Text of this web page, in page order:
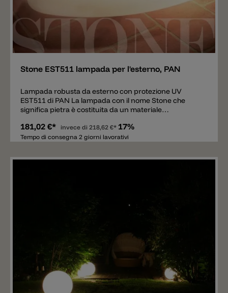
Aggiungere
Stone EST511 lampada per l'esterno, PAN
Lampada robusta da esterno con protezione UV
EST511 di PAN La lampada con il nome Stone che
significa pietra è costituita da un materiale
pietra ha una classe di protezione IP65 e può quindi
essere utilizzata in modo ottimale all'aperto. La
utilizzata come segnapasso flessibile e innovativo,
181,02 €* invece di 218,62 €* 17%
Tempo di consegna 2 giorni lavorativi